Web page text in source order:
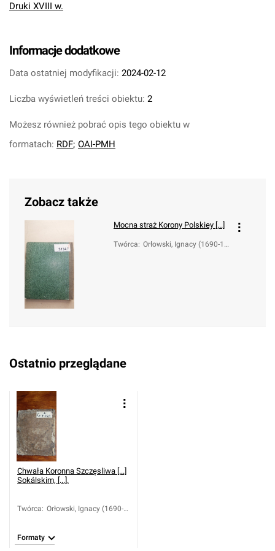
Druki XVIII w.
Informacje dodatkowe
Data ostatniej modyfikacji: 2024-02-12
Liczba wyświetleń treści obiektu: 2
Możesz również pobrać opis tego obiektu w
formatach: RDF; OAI-PMH
Zobacz także
Mocna straż Korony Polskiey [...]
Twórca: Orłowski, Ignacy (1690-17
Ostatnio przeglądane
Chwała Koronna Szczęsliwa [...]
Sokálskim, [...].
Twórca: Orłowski, Ignacy (1690-
Formaty